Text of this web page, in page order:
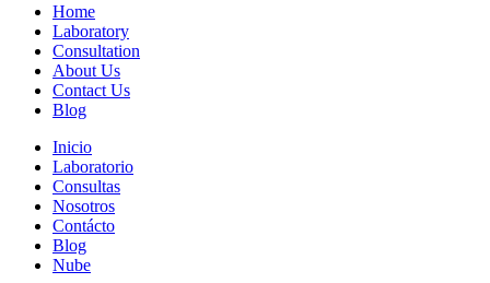
Home
Laboratory
Consultation
About Us
Contact Us
Blog
Inicio
Laboratorio
Consultas
Nosotros
Contácto
Blog
Nube